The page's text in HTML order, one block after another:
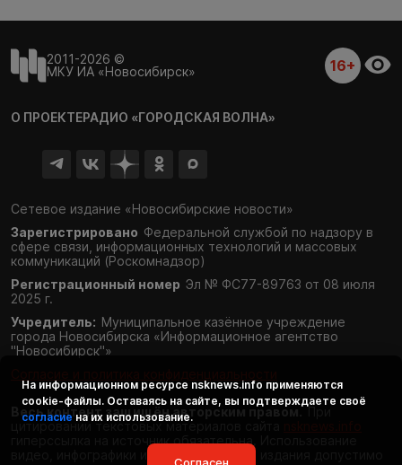
2011-2026 ©
МКУ ИА «Новосибирск»
16+
О ПРОЕКТЕРАДИО «ГОРОДСКАЯ ВОЛНА»
Сетевое издание «Новосибирские новости»
Зарегистрировано Федеральной службой по надзору в
сфере связи, информационных технологий и массовых
коммуникаций (Роскомнадзор)
Регистрационный номер Эл № ФС77-89763 от 08 июля
2025 г.
Учредитель: Муниципальное казённое учреждение
города Новосибирска «Информационное агентство
"Новосибирск"»
Весь контент защищён авторским правом. При
цитировании текстовых материалов сайта
гиперссылка на источник обязательна. Использование
видео, инфографики и фотоматериалов издания допустимо
На информационном ресурсе nsknews.info применяются
cookie-файлы. Оставаясь на сайте, вы подтверждаете своё
согласие на их использование.